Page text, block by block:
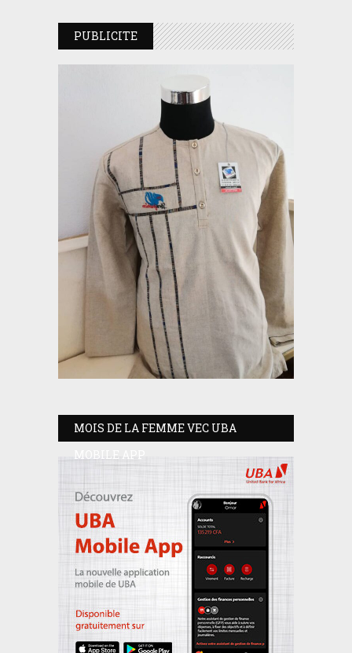
PUBLICITE
MOIS DE LA FEMME VEC UBA
MOBILE APP